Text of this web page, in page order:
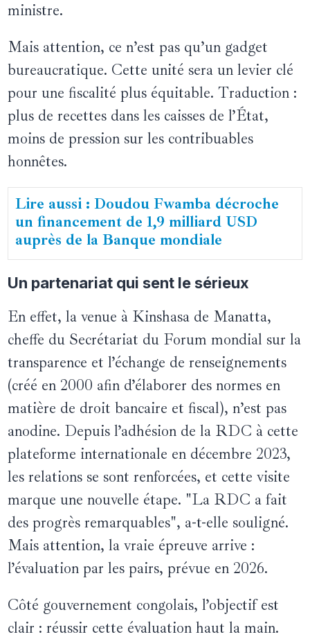
ministre.
Mais attention, ce n’est pas qu’un gadget
bureaucratique. Cette unité sera un levier clé
pour une fiscalité plus équitable. Traduction :
plus de recettes dans les caisses de l’État,
moins de pression sur les contribuables
honnêtes.
Lire aussi : Doudou Fwamba décroche
un financement de 1,9 milliard USD
auprès de la Banque mondiale
Un partenariat qui sent le sérieux
En effet, la venue à Kinshasa de Manatta,
cheffe du Secrétariat du Forum mondial sur la
transparence et l’échange de renseignements
(créé en 2000 afin d’élaborer des normes en
matière de droit bancaire et fiscal), n’est pas
anodine. Depuis l’adhésion de la RDC à cette
plateforme internationale en décembre 2023,
les relations se sont renforcées, et cette visite
marque une nouvelle étape. "La RDC a fait
des progrès remarquables", a-t-elle souligné.
Mais attention, la vraie épreuve arrive :
l’évaluation par les pairs, prévue en 2026.
Côté gouvernement congolais, l’objectif est
clair : réussir cette évaluation haut la main.